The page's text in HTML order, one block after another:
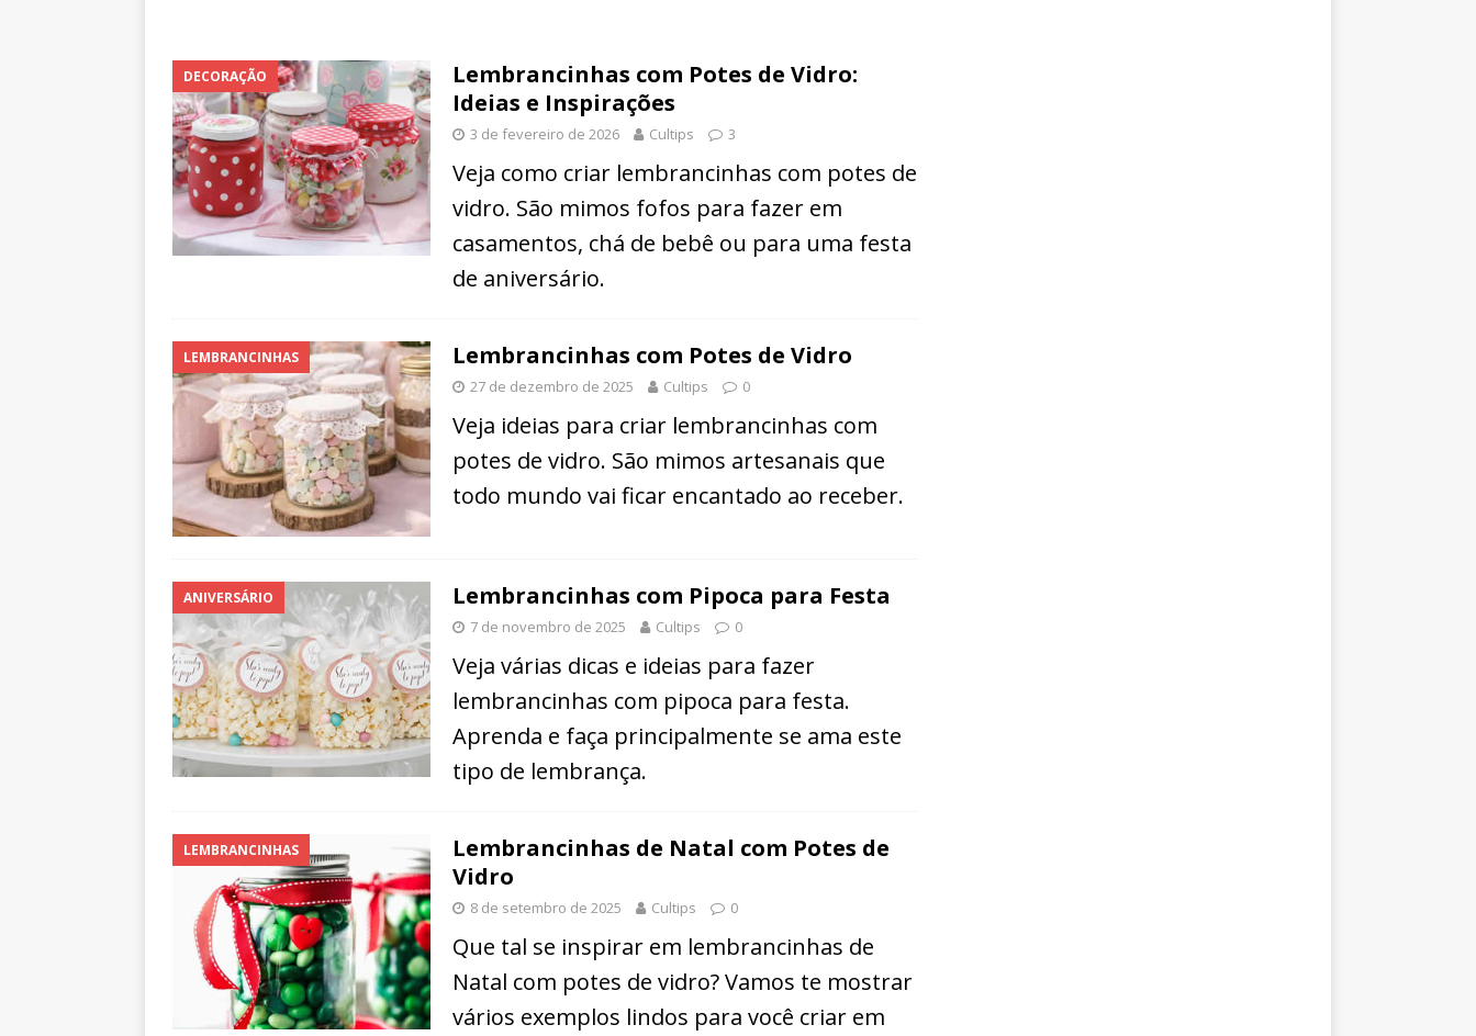
DECORAÇÃO
Lembrancinhas com Potes de Vidro:
Ideias e Inspirações
3 de fevereiro de 2026 Cultips 3
Veja como criar lembrancinhas com potes de
vidro. São mimos fofos para fazer em
casamentos, chá de bebê ou para uma festa
de aniversário.
LEMBRANCINHAS Lembrancinhas com Potes de Vidro
27 de dezembro de 2025 Cultips 0
Veja ideias para criar lembrancinhas com
potes de vidro. São mimos artesanais que
todo mundo vai ficar encantado ao receber.
ANIVERSÁRIO Lembrancinhas com Pipoca para Festa
7 de novembro de 2025 Cultips 0
Veja várias dicas e ideias para fazer
lembrancinhas com pipoca para festa.
Aprenda e faça principalmente se ama este
tipo de lembrança.
LEMBRANCINHAS
Lembrancinhas de Natal com Potes de
Vidro
8 de setembro de 2025 Cultips 0
Que tal se inspirar em lembrancinhas de
Natal com potes de vidro? Vamos te mostrar
vários exemplos lindos para você criar em